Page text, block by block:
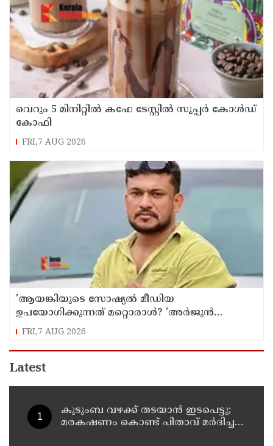
വെറും 5 മിനിറ്റിൽ കഫേ ടേസ്റ്റിൽ സൂപ്പർ കോൾഡ്
കോഫി
FRI,7 AUG 2026
'ആയങ്കിയുടെ സോഷ്യൽ മീഡിയ
ഉപയോഗിക്കുന്നത് മറ്റൊരാൾ? 'അർജുൻ
ആയങ്കിയെ പൂട്ടാനൊരുങ്ങി പൊലീസ്';
FRI,7 AUG 2026
Latest
കുടുംബ വഴക്ക് തടയാന്‍ ഇടപെട്ടു;
മരകഷണം കൊണ്ട് പിതാവ് മർദിച്ച